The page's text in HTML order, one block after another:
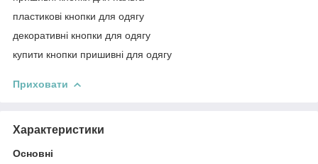
пластикові кнопки для одягу
декоративні кнопки для одягу
купити кнопки пришивні для одягу
Приховати
Характеристики
Основні